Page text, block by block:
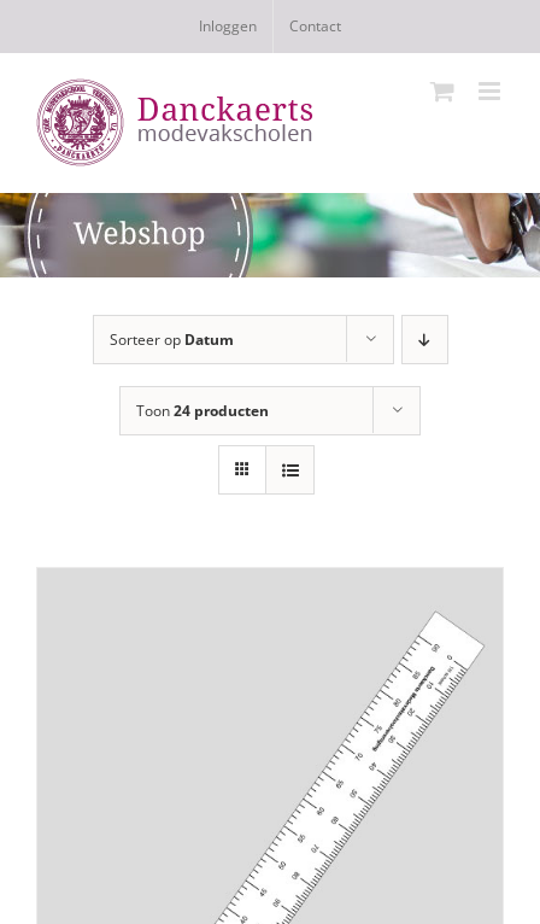
Inloggen Contact
Sorteer op Datum
Toon24 producten